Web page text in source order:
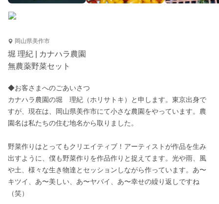
岡山県美作市
堀 理紀 | カナハラ農園
無農薬野菜セット
◆お客さまへのごあいさつ
カナハラ農園の堀　理紀（ホリサトキ）と申します。東京出身で
すが、現在は、岡山県美作市にて小さな農園をやっています。農
園名は私たちの住む地名から取りました。
野菜作りはとってもクリエイティブ！アーティストが作品を生み
出すように、僕も野菜作りを作品作りと捉えてます。光や雨、風
や土、様々な生き物達とセッションしながら作っています。あ〜
キツイ、あ〜美しい、あ〜ヤバイ、あ〜幸せの繰り返しですね
（笑）